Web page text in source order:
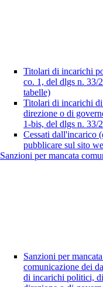
Titolari di incarichi
co. 1, del dlgs n. 33/
tabelle)
Titolari di incarichi
direzione o di
1-bis, del dlgs n. 33/
Cessati dall'incarico
pubblicare sul sito
Sanzioni per mancata
Sanzioni per
comunicazione dei
di incarichi politici,